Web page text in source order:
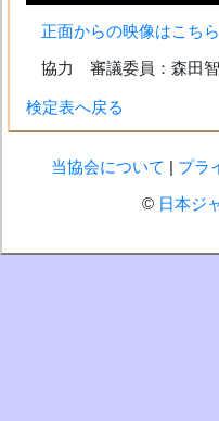
正面からの映像はこちら
協力 審議委員：森田
検定表へ戻る
当協会について プラ
© 日本ジ